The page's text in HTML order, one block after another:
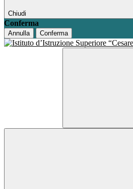
Chiudi
Conferma
Annulla Conferma